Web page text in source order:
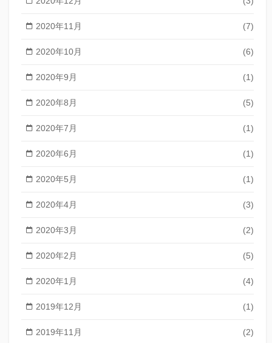
2020年11月 (7)
2020年10月 (6)
2020年9月 (1)
2020年8月 (5)
2020年7月 (1)
2020年6月 (1)
2020年5月 (1)
2020年4月 (3)
2020年3月 (2)
2020年2月 (5)
2020年1月 (4)
2019年12月 (1)
2019年11月 (2)